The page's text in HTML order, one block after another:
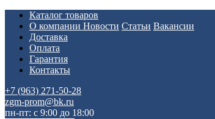
Каталог товаров
О компании Новости Статьи Вакансии
Доставка
Оплата
Гарантия
Контакты
+7 (963) 271-50-28
zgm-prom@bk.ru
пн-пт: с 9:00 до 18:00